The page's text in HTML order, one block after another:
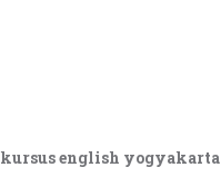
kursus english yogyakarta